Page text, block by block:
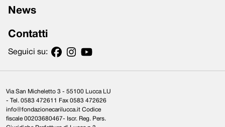
News
Contatti
Seguici su:
Via San Micheletto 3 - 55100 Lucca LU
- Tel. 0583 472611 Fax 0583 472626
info@fondazionecarilucca.it Codice
fiscale 00203680467- Iscr. Reg. Pers.